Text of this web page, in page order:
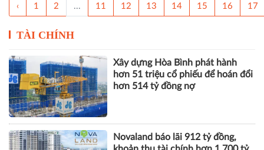
‹ 1 2 ... 11 12 13 14 15 16 17
TÀI CHÍNH
Xây dựng Hòa Bình phát hành
hơn 51 triệu cổ phiếu để hoán đổi
hơn 514 tỷ đồng nợ
Novaland báo lãi 912 tỷ đồng,